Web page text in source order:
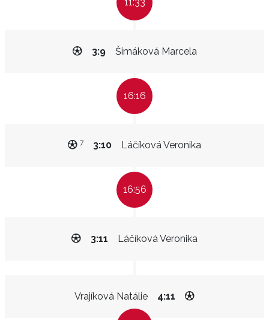
Šimáková Marcela
3:9
16:16
Láčíková Veronika
3:10
7
16:56
Láčíková Veronika
3:11
Vrajíková Natálie 4:11